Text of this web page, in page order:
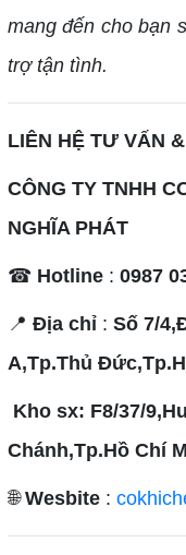
mang đến cho bạn
trợ tận tình.
LIÊN HỆ TƯ VẤN
CÔNG TY TNHH
NGHĨA PHÁT
☎ Hotline: 0987
📍 Địa chỉ: Số 7/
A,Tp.Thủ
Kho sx: F8/37/
Chánh,Tp.Hồ Chí
🌐Wesbite: